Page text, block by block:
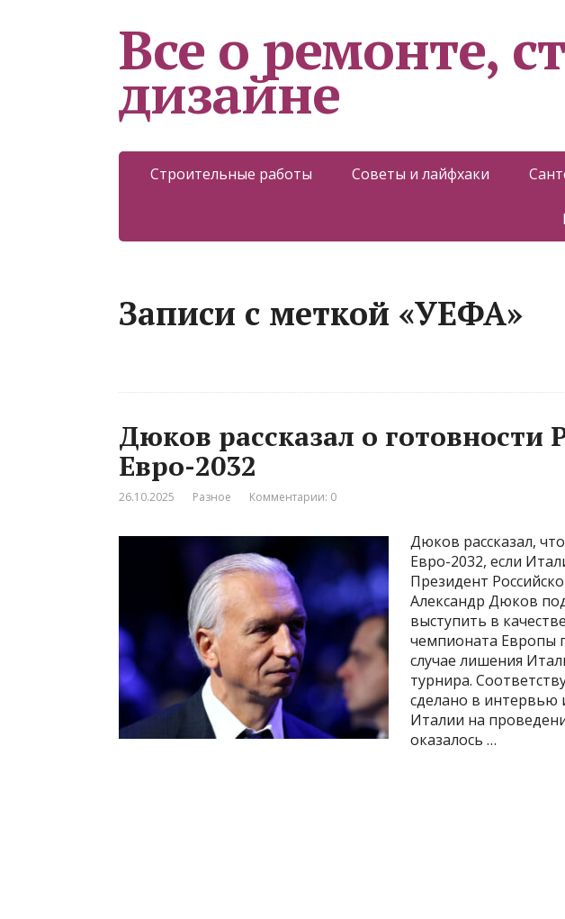
Все о ремонте,
дизайне
Строительные работы Советы и лайфхаки
Записи с меткой «УЕФА»
Дюков рассказал о готовности
Евро-2032
26.10.2025 Разное Комментарии: 0
Дюков рассказал,
Евро-2032, если
Президент
Александр Дюков
выступить в
чемпионата Европы
случае лишения
турнира.
сделано в интервью
Италии на
оказалось …